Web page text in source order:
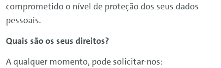
comprometido o nível de proteção dos seus dados
pessoais.
Quais são os seus direitos?
A qualquer momento, pode solicitar-nos: